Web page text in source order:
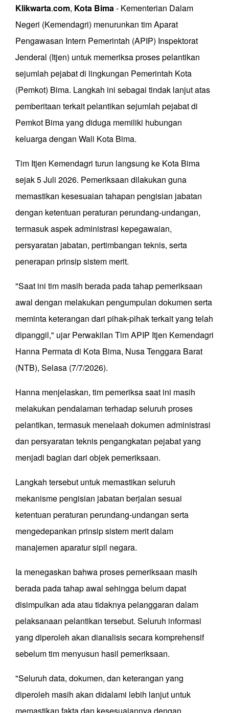
Klikwarta.com, Kota Bima- Kementerian Dalam
Negeri (Kemendagri) menurunkan tim Aparat
Pengawasan Intern Pemerintah (APIP) Inspektorat
Jenderal (Itjen) untuk memeriksa proses pelantikan
sejumlah pejabat di lingkungan Pemerintah Kota
(Pemkot) Bima. Langkah ini sebagai tindak lanjut atas
pemberitaan terkait pelantikan sejumlah pejabat di
Pemkot Bima yang diduga memiliki hubungan
keluarga dengan Wali Kota Bima.
Tim Itjen Kemendagri turun langsung ke Kota Bima
sejak 5 Juli 2026. Pemeriksaan dilakukan guna
memastikan kesesuaian tahapan pengisian jabatan
dengan ketentuan peraturan perundang-undangan,
termasuk aspek administrasi kepegawaian,
persyaratan jabatan, pertimbangan teknis, serta
penerapan prinsip sistem merit.
"Saat ini tim masih berada pada tahap pemeriksaan
awal dengan melakukan pengumpulan dokumen serta
meminta keterangan dari pihak-pihak terkait yang telah
dipanggil," ujar Perwakilan Tim APIP Itjen Kemendagri
Hanna Permata di Kota Bima, Nusa Tenggara Barat
(NTB), Selasa (7/7/2026).
Hanna menjelaskan, tim pemeriksa saat ini masih
melakukan pendalaman terhadap seluruh proses
pelantikan, termasuk menelaah dokumen administrasi
dan persyaratan teknis pengangkatan pejabat yang
menjadi bagian dari objek pemeriksaan.
Langkah tersebut untuk memastikan seluruh
mekanisme pengisian jabatan berjalan sesuai
ketentuan peraturan perundang-undangan serta
mengedepankan prinsip sistem merit dalam
manajemen aparatur sipil negara.
Ia menegaskan bahwa proses pemeriksaan masih
berada pada tahap awal sehingga belum dapat
disimpulkan ada atau tidaknya pelanggaran dalam
pelaksanaan pelantikan tersebut. Seluruh informasi
yang diperoleh akan dianalisis secara komprehensif
sebelum tim menyusun hasil pemeriksaan.
"Seluruh data, dokumen, dan keterangan yang
diperoleh masih akan didalami lebih lanjut untuk